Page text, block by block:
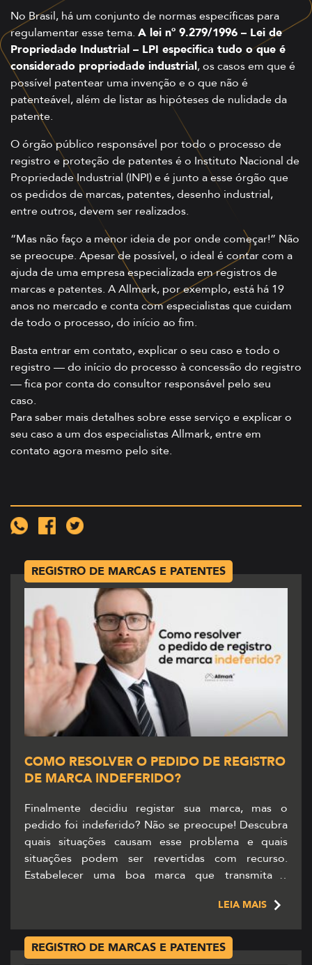
No Brasil, há um conjunto de normas específicas para
regulamentar esse tema. A lei nº 9.279/1996 – Lei de
Propriedade Industrial – LPI especifica tudo o que é
considerado propriedade industrial, os casos em que é
possível patentear uma invenção e o que não é
patenteável, além de listar as hipóteses de nulidade da
patente.
O órgão público responsável por todo o processo de
registro e proteção de patentes é o Instituto Nacional de
Propriedade Industrial (INPI) e é junto a esse órgão que
os pedidos de marcas, patentes, desenho industrial,
entre outros, devem ser realizados.
“Mas não faço a menor ideia de por onde começar!” Não
se preocupe. Apesar de possível, o ideal é contar com a
ajuda de uma empresa especializada em registros de
marcas e patentes. A Allmark, por exemplo, está há 19
anos no mercado e conta com especialistas que cuidam
de todo o processo, do início ao fim.
Basta entrar em contato, explicar o seu caso e todo o
registro — do início do processo à concessão do registro
— fica por conta do consultor responsável pelo seu
caso.
Para saber mais detalhes sobre esse serviço e explicar o
seu caso a um dos especialistas Allmark,entre em
contato agora mesmo pelo site.
REGISTRO DE MARCAS E PATENTES
COMO RESOLVER O PEDIDO DE REGISTRO
DE MARCA INDEFERIDO?
Finalmente decidiu registar sua marca, mas o
pedido foi indeferido? Não se preocupe! Descubra
quais situações causam esse problema e quais
situações podem ser revertidas com recurso.
Estabelecer uma boa marca que transmita a
importante para assegurar seu destaque no
LEIA MAIS
REGISTRO DE MARCAS E PATENTES